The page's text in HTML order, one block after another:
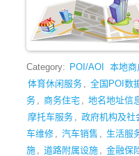
Category: POI/AOI 本地商
体育休闲服务 , 全国POI数
务 , 商务住宅 , 地名地址信
摩托车服务 , 政府机构及社
车维修 , 汽车销售 , 生活服
施 , 道路附属设施 , 金融保